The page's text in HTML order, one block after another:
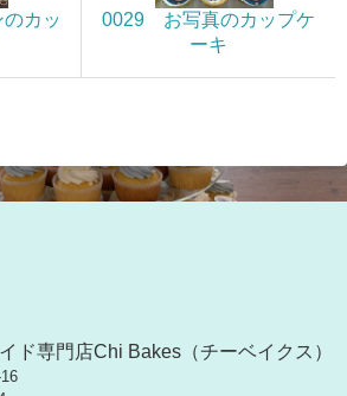
カッ
0029 お写真のカップケ
ーキ
ド専門店Chi Bakes（チーベイクス）